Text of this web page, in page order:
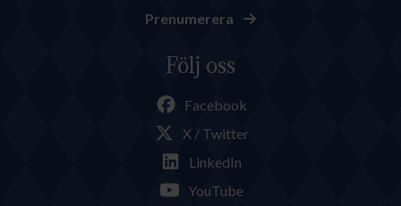
Prenumerera
Följ oss
Facebook
X / Twitter
LinkedIn
YouTube